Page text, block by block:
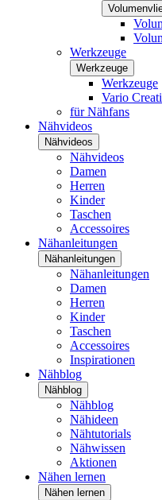
Werkzeuge
Werkzeuge
Werkzeuge
Vario
für Nähfans
Nähvideos
Nähvideos
Nähvideos
Damen
Herren
Kinder
Taschen
Accessoires
Nähanleitungen
Nähanleitungen
Nähanleitungen
Damen
Herren
Kinder
Taschen
Accessoires
Inspirationen
Nähblog
Nähblog
Nähblog
Nähideen
Nähtutorials
Nähwissen
Aktionen
Nähen lernen
Nähen lernen